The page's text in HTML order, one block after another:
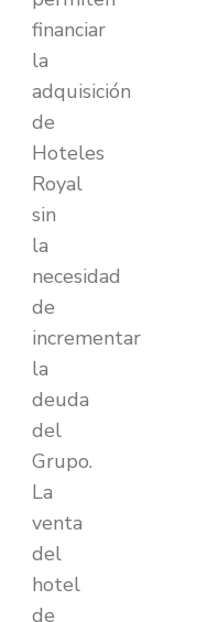
financiar
la
adquisición
de
Hoteles
Royal
sin
la
necesidad
de
incrementar
la
deuda
del
Grupo.
La
venta
del
hotel
de